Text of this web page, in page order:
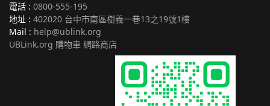
電話 : 0800-555-195
地址 : 402020 台中市南區樹義一巷13之19號1樓
Mail : help@ublink.org
UBLink.org 購物車 網路商店